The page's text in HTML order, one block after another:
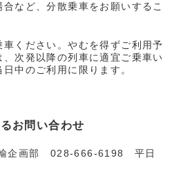
など、分散乗車をお願いするこ
車ください。やむを得ずご利用予
次発以降の列車に適宜ご乗車い
中のご利用に限ります。
お問い合わせ
輸企画部 028-666-6198 平日